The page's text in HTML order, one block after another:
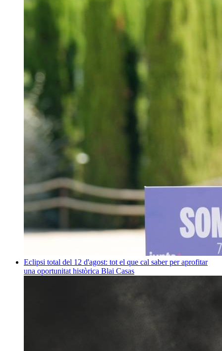
Eclipsi total del 12 d'agost: tot el que cal saber per aprofitar
una oportunitat històrica Blai Casas